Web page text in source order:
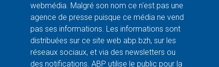
webmédia. Malgré son nom ce n'est pas une
agence de presse puisque ce média ne vend
pas ses informations. Les informations sont
distribuées sur ce site web abp.bzh, sur les
réseaux sociaux, et via des newsletters ou
des notifications. ABP utilise le public pour la